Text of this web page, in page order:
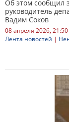
Об этом сообщил
руководитель
Вадим Соков
08 апреля 2026, 21:50
Лента новостей |